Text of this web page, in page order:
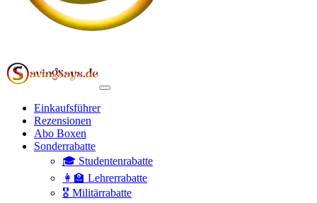
Einkaufsführer
Rezensionen
Abo Boxen
Sonderrabatte
🎓 Studentenrabatte
👩‍🏫 Lehrerrabatte
🎖️ Militärrabatte